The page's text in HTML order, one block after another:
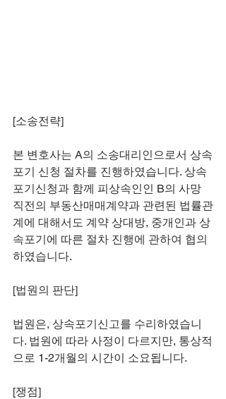
[소송전략]
본 변호사는 A의 소송대리인으로서 상속
포기 신청 절차를 진행하였습니다. 상속
포기신청과 함께 피상속인인 B의 사망
직전의 부동산매매계약과 관련된 법률관
계에 대해서도 계약 상대방, 중개인과 상
속포기에 따른 절차 진행에 관하여 협의
하였습니다.
[법원의 판단]
법원은, 상속포기신고를 수리하였습니
다. 법원에 따라 사정이 다르지만, 통상적
으로 1-2개월의 시간이 소요됩니다.
[쟁점]